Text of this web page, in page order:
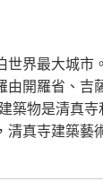
界最大城
開羅省、
築物是清真
真寺建築